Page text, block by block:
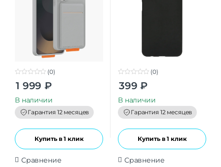
t
o
f
5
(0)
1 999 ₽
В наличии
Гарантия 12 месяцев
Купить в 1 клик
Сравнение
o
t
o
f
5
(0)
399 ₽
В наличии
Гарантия 12 месяцев
Купить в 1 клик
Сравнение